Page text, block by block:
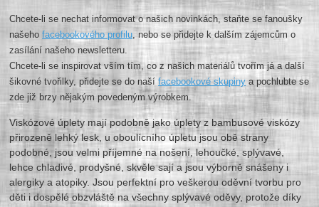
Chcete-li se nechat informovat o našich novinkách, staňte se fanoušky
našehofacebookového profilu , nebo se přidejte k dalším zájemcům o
zasílání našeho newsletteru.
Chcete-li se inspirovat vším tím, co z našich materiálů tvořím já a další
šikovné tvořilky, přidejte se do našífacebookové skupiny a pochlubte se
zde již brzy nějakým povedeným výrobkem.
Viskózové úplety mají podobně jako úplety z bambusové viskózy
přirozeně lehký lesk, u oboulícního úpletu jsou obě strany
podobné, jsou velmi příjemné na nošení, lehoučké, splývavé,
lehce chladivé, prodyšné, skvěle sají a jsou výborně snášeny i
alergiky a atopiky. Jsou perfektní pro veškerou oděvní tvorbu pro
děti i dospělé obzvláště na všechny splývavé oděvy, protože díky